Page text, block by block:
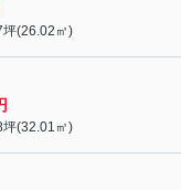
坪(26.02㎡)
坪(32.01㎡)